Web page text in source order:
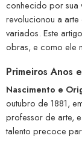
conhecido por sua
revolucionou a
variados. Este
obras, e como ele
Primeiros Anos
Nascimento e
outubro de 1881,
professor de arte,
talento precoce